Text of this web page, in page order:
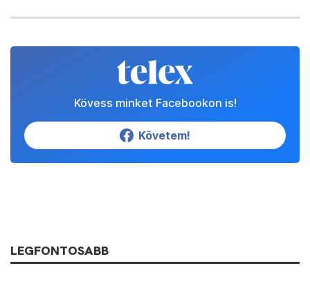
Kövess minket Facebookon is!
Követem!
LEGFONTOSABB